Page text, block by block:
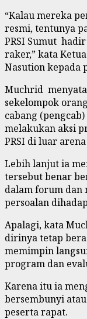
“Kalau mereka
resmi, tentunya
PRSI Sumut
raker,” kata
Nasution kepada
Muchrid
sekelompok
cabang
melakukan aksi
PRSI di luar
Lebih lanjut ia
tersebut benar
dalam forum dan
persoalan
Apalagi, kata
dirinya tetap
memimpin
program dan
Karena itu ia
bersembunyi
peserta rapat.